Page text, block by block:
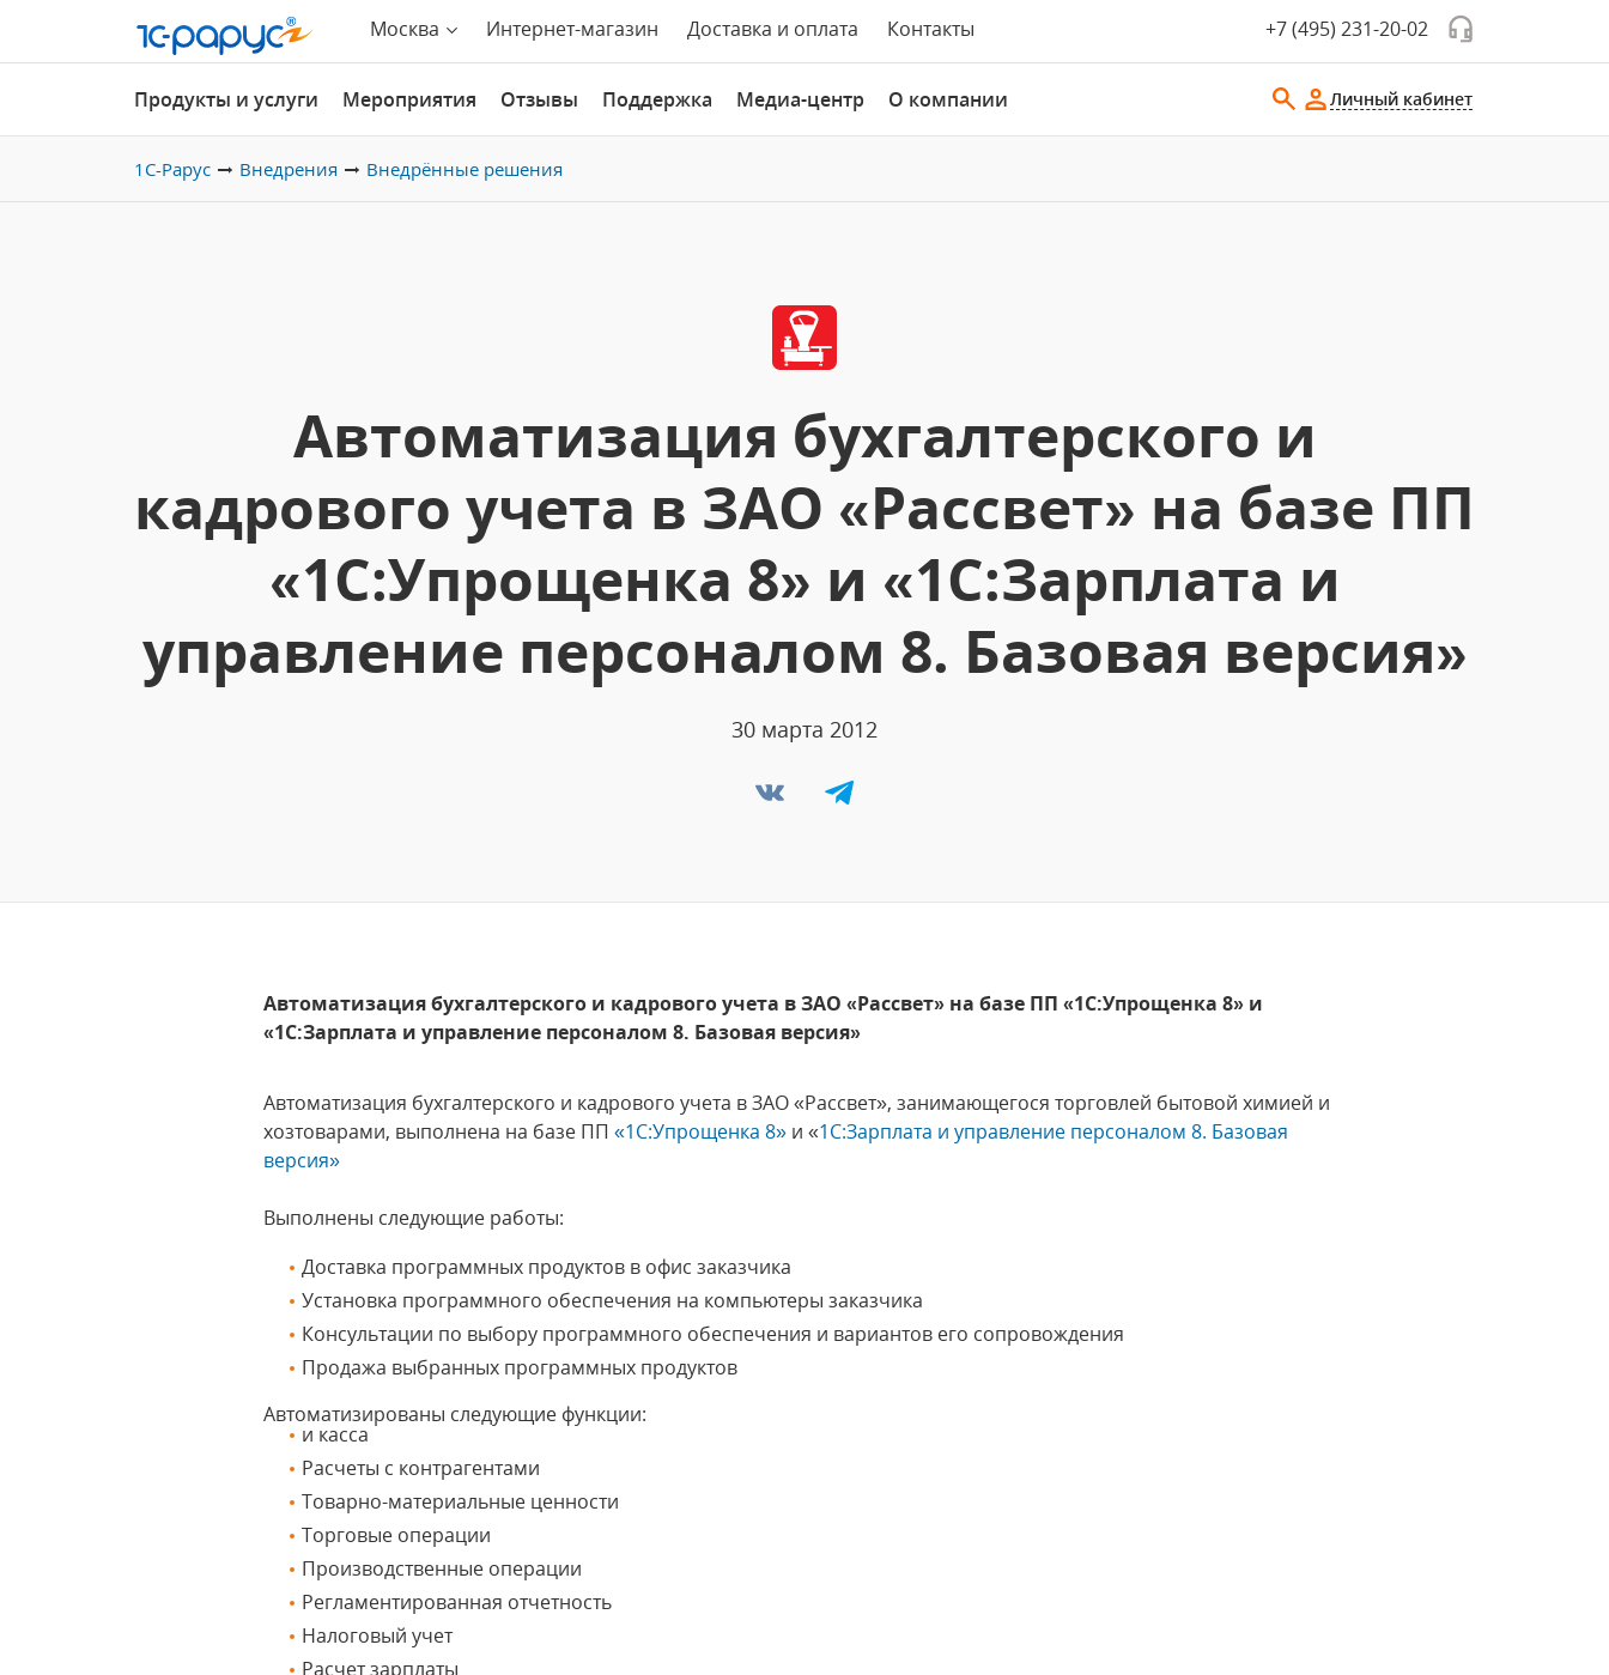
Москва Интернет-магазин Доставка и оплата Контакты +7 (495) 231-20-02
Продукты и услуги Мероприятия Отзывы Поддержка Медиа-центр О компании Личный кабинет
1С-Рарус Внедрения Внедрённые решения
Автоматизация бухгалтерского и
кадрового учета в ЗАО «Рассвет» на базе ПП
«1С:Упрощенка 8» и «1С:Зарплата и
управление персоналом 8. Базовая версия»
30 марта 2012
Автоматизация бухгалтерского и кадрового учета в ЗАО «Рассвет» на базе ПП «1С:Упрощенка 8» и
«1С:Зарплата и управление персоналом 8. Базовая версия»
Автоматизация бухгалтерского и кадрового учета в ЗАО «Рассвет», занимающегося торговлей бытовой химией и
хозтоварами, выполнена на базе ПП«1С:Упрощенка 8» и «1С:Зарплата и управление персоналом 8. Базовая
версия»
Выполнены следующие работы:
Доставка программных продуктов в офис заказчика
Установка программного обеспечения на компьютеры заказчика
Консультации по выбору программного обеспечения и вариантов его сопровождения
Продажа выбранных программных продуктов
Автоматизированы следующие функции:
и касса
Расчеты с контрагентами
Товарно-материальные ценности
Торговые операции
Производственные операции
Регламентированная отчетность
Налоговый учет
Расчет зарплаты